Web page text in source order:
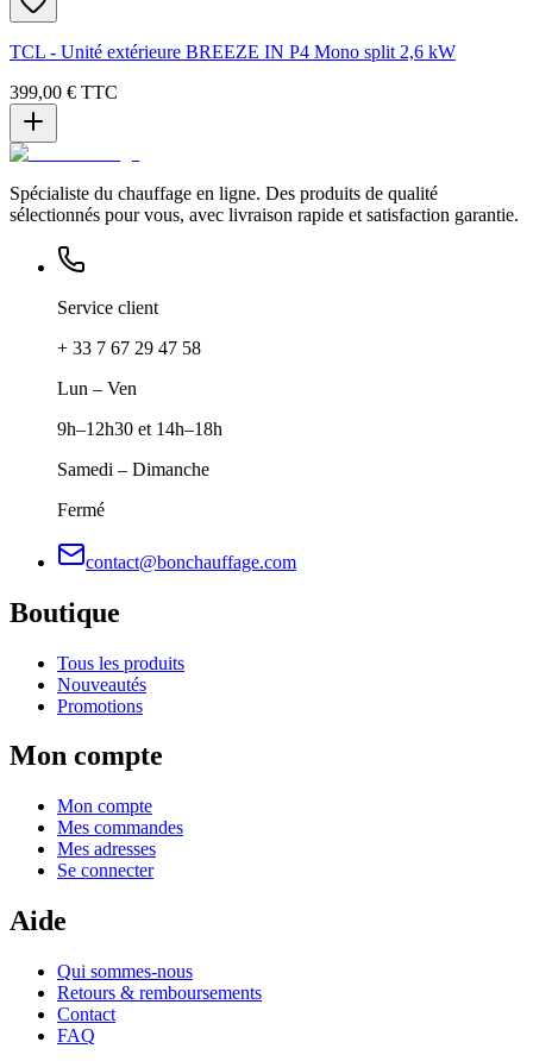
TCL - Unité extérieure BREEZE IN P4 Mono split 2,6 kW
399,00 € TTC
Spécialiste du chauffage en ligne. Des produits de qualité
sélectionnés pour vous, avec livraison rapide et satisfaction garantie.
Service client
+ 33 7 67 29 47 58
Lun – Ven
9h–12h30 et 14h–18h
Samedi – Dimanche
Fermé
contact@bonchauffage.com
Boutique
Tous les produits
Nouveautés
Promotions
Mon compte
Mon compte
Mes commandes
Mes adresses
Se connecter
Aide
Qui sommes-nous
Retours & remboursements
Contact
FAQ